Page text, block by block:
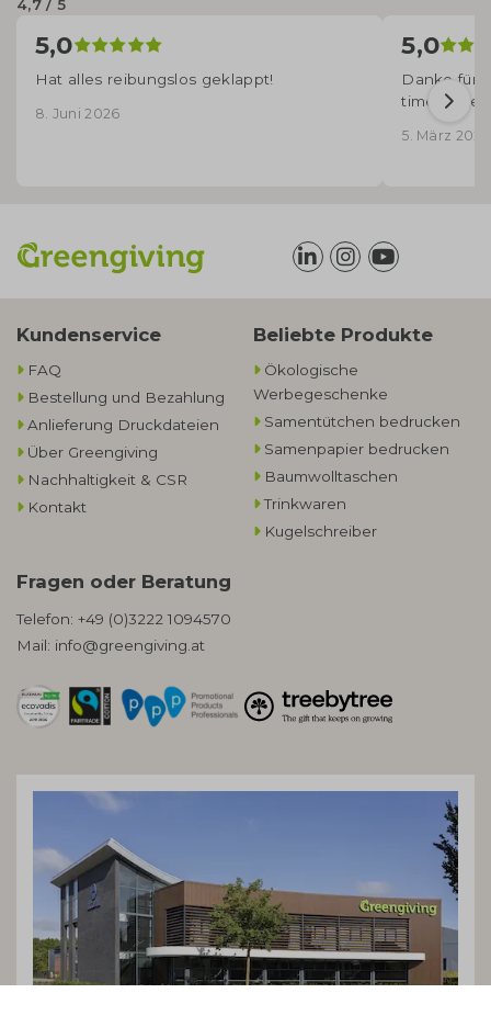
4,7 / 5
5,0
Hat alles reibungslos geklappt!
8. Juni 2026
5,0
Danke für
time
5. März 2026
Kundenservice
FAQ
Bestellung und Bezahlung
Anlieferung Druckdateien
Über Greengiving
Nachhaltigkeit & CSR
Kontakt
Beliebte Produkte
Ökologische
Werbegeschenke​
Samentütchen bedrucken
Samenpapier bedrucken
Baumwolltaschen​
Trinkwaren
Kugelschreiber
Fragen oder Beratung
Telefon: +49 (0)3222 1094570
Mail: info@greengiving.at